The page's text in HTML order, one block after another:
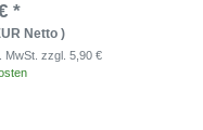
*
Netto )
MwSt.zzgl. 5,90 €